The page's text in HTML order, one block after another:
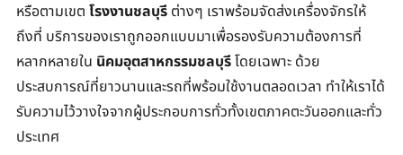
หรือตามเขต โรงงานชลบุรี ต่างๆ เราพร้อมจัดส่งเครื่องจักรให้
ถึงที่ บริการของเราถูกออกแบบมาเพื่อรองรับความต้องการที่
หลากหลายใน นิคมอุตสาหกรรมชลบุรี โดยเฉพาะ ด้วย
ประสบการณ์ที่ยาวนานและรถที่พร้อมใช้งานตลอดเวลา ทำให้เราได้
รับความไว้วางใจจากผู้ประกอบการทั่วทั้งเขตภาคตะวันออกและทั่ว
ประเทศ